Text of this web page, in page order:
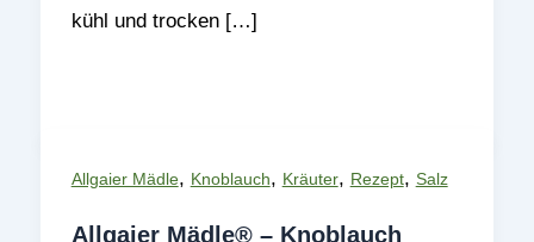
kühl und trocken […]
Allgaier Mädle, Knoblauch, Kräuter, Rezept, Salz
Allgaier Mädle® – Knoblauch